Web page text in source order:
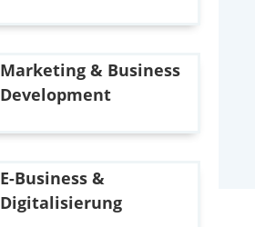
Marketing & Business
Development
E-Business &
Digitalisierung